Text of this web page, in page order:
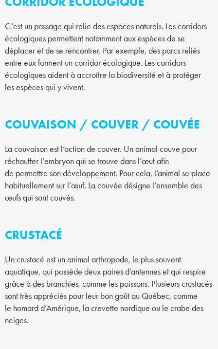
C’est un passage qui relie des espaces naturels. Les corridors
écologiques permettent notamment aux espèces de se
déplacer et de se rencontrer. Par exemple, des parcs reliés
entre eux forment un corridor écologique. Les corridors
écologiques aident à accroître la biodiversité et à protéger
les espèces qui y vivent.
COUVAISON / COUVER / COUVÉE
La couvaison est l’action de couver. Un animal couve pour
réchauffer l’embryon qui se trouve dans l’œuf afin
de permettre son développement. Pour cela, l’animal se place
habituellement sur l’œuf. La couvée désigne l’ensemble des
œufs qui sont couvés.
CRUSTACÉ
Un crustacé est un animal arthropode, le plus souvent
aquatique, qui possède deux paires d’antennes et qui respire
grâce à des branchies, comme les poissons. Plusieurs crustacés
sont très appréciés pour leur bon goût au Québec, comme
le homard d’Amérique, la crevette nordique ou le crabe des
neiges.